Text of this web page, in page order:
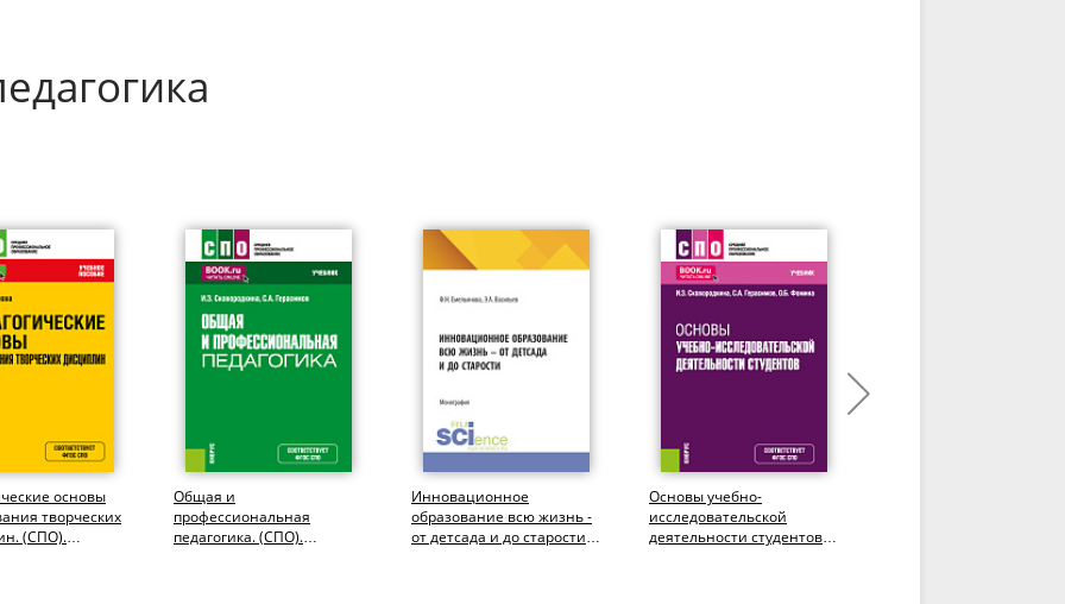
основы
творческих
(СПО).
Общая и
профессиональная
педагогика. (СПО).
Инновационное
образование всю жизнь -
от детсада и до старости.
Основы учебно-
исследовательской
деятельности студентов.